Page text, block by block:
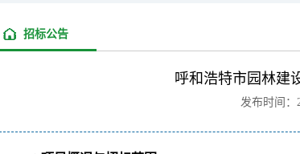
招标公告
呼和浩特市园林建
发布时间